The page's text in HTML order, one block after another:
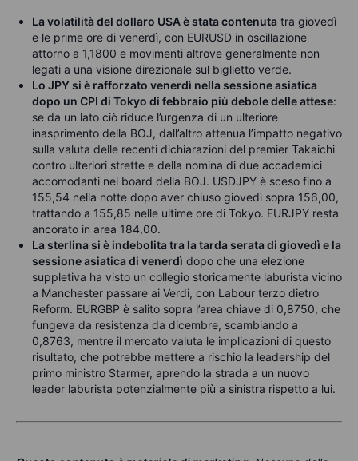
La volatilità del dollaro USA è stata contenuta tra giovedì
e le prime ore di venerdì, con EURUSD in oscillazione
attorno a 1,1800 e movimenti altrove generalmente non
legati a una visione direzionale sul biglietto verde.
Lo JPY si è rafforzato venerdì nella sessione asiatica
dopo un CPI di Tokyo di febbraio più debole delle attese:
se da un lato ciò riduce l’urgenza di un ulteriore
inasprimento della BOJ, dall’altro attenua l’impatto negativo
sulla valuta delle recenti dichiarazioni del premier Takaichi
contro ulteriori strette e della nomina di due accademici
accomodanti nel board della BOJ. USDJPY è sceso fino a
155,54 nella notte dopo aver chiuso giovedì sopra 156,00,
trattando a 155,85 nelle ultime ore di Tokyo. EURJPY resta
ancorato in area 184,00.
La sterlina si è indebolita tra la tarda serata di giovedì e la
sessione asiatica di venerdì dopo che una elezione
suppletiva ha visto un collegio storicamente laburista vicino
a Manchester passare ai Verdi, con Labour terzo dietro
Reform. EURGBP è salito sopra l’area chiave di 0,8750, che
fungeva da resistenza da dicembre, scambiando a
0,8763, mentre il mercato valuta le implicazioni di questo
risultato, che potrebbe mettere a rischio la leadership del
primo ministro Starmer, aprendo la strada a un nuovo
leader laburista potenzialmente più a sinistra rispetto a lui.